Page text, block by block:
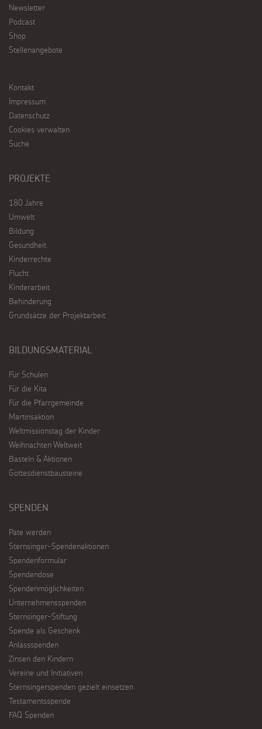
Newsletter
Podcast
Shop
Stellenangebote
Kontakt
Impressum
Datenschutz
Cookies verwalten
Suche
PROJEKTE
180 Jahre
Umwelt
Bildung
Gesundheit
Kinderrechte
Flucht
Kinderarbeit
Behinderung
Grundsätze der Projektarbeit
BILDUNGSMATERIAL
Für Schulen
Für die Kita
Für die Pfarrgemeinde
Martinsaktion
Weltmissionstag der Kinder
Weihnachten Weltweit
Basteln & Aktionen
Gottesdienstbausteine
SPENDEN
Pate werden
Sternsinger-Spendenaktionen
Spendenformular
Spendendose
Spendenmöglichkeiten
Unternehmensspenden
Sternsinger-Stiftung
Spende als Geschenk
Anlassspenden
Zinsen den Kindern
Vereine und Initiativen
Sternsingerspenden gezielt einsetzen
Testamentsspende
FAQ Spenden